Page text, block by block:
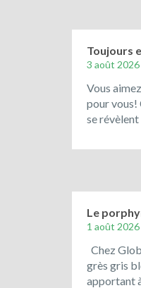
Toujours
3 août 2026
Vous
pour vous!
se
Le
1 août 2026
Chez
grès gris
apportant